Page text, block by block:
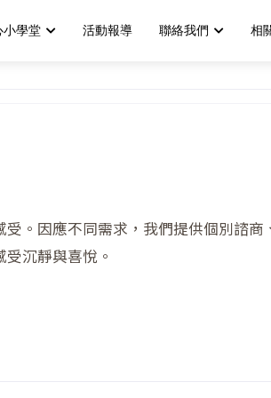
小學堂 活動報導 聯絡我們 相
。因應不同需求，我們提供個別諮商
沉靜與喜悅。